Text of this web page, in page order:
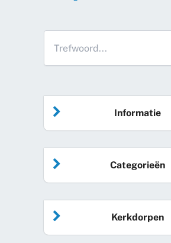
Informatie
Home
Agenda
Categorieën
Algemeen nieuws
Kerkdorpen